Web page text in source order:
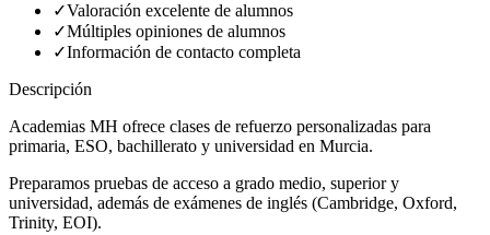
✓Valoración excelente de alumnos
✓Múltiples opiniones de alumnos
✓Información de contacto completa
Descripción
Academias MH ofrece clases de refuerzo personalizadas para
primaria, ESO, bachillerato y universidad en Murcia.
Preparamos pruebas de acceso a grado medio, superior y
universidad, además de exámenes de inglés (Cambridge, Oxford,
Trinity, EOI).